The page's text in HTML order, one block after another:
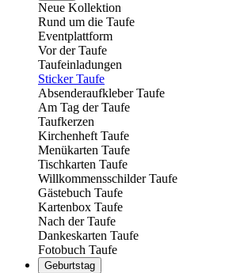
Neue Kollektion
Rund um die Taufe
Eventplattform
Vor der Taufe
Taufeinladungen
Sticker Taufe
Absenderaufkleber Taufe
Am Tag der Taufe
Taufkerzen
Kirchenheft Taufe
Menükarten Taufe
Tischkarten Taufe
Willkommensschilder Taufe
Gästebuch Taufe
Kartenbox Taufe
Nach der Taufe
Dankeskarten Taufe
Fotobuch Taufe
Geburtstag